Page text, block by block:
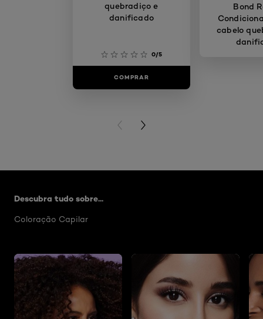
quebradiço e
danificado
0/5
COMPRAR
Bond
cabelo
PREVIOUS CARD
NEXT CARD
Descubra tudo sobre...
Coloração Capilar